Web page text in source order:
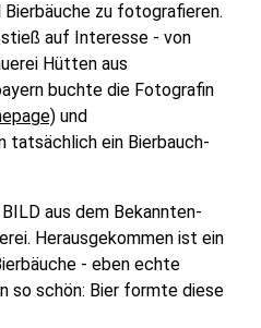
zu fotografieren.
auf Interesse - von
Hütten aus
buchte die Fotografin
und
tatsächlich ein Bierbauch-
aus dem Bekannten-
Herausgekommen ist ein
- eben echte
so schön: Bier formte diese